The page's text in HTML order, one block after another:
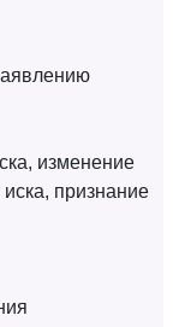
изменение
признание